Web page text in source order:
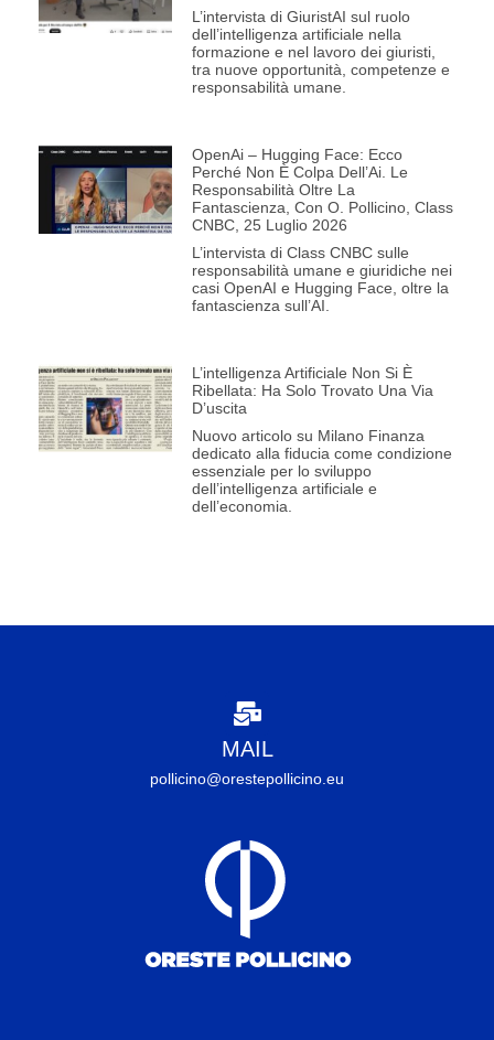
L’intervista di GiuristAI sul ruolo
dell’intelligenza artificiale nella
formazione e nel lavoro dei giuristi,
tra nuove opportunità, competenze e
responsabilità umane.
OpenAi – Hugging Face: Ecco
Perché Non È Colpa Dell’Ai. Le
Responsabilità Oltre La
Fantascienza, Con O. Pollicino, Class
CNBC, 25 Luglio 2026
L’intervista di Class CNBC sulle
responsabilità umane e giuridiche nei
casi OpenAI e Hugging Face, oltre la
fantascienza sull’AI.
L’intelligenza Artificiale Non Si È
Ribellata: Ha Solo Trovato Una Via
D’uscita
Nuovo articolo su Milano Finanza
dedicato alla fiducia come condizione
essenziale per lo sviluppo
dell’intelligenza artificiale e
dell’economia.
MAIL
pollicino@orestepollicino.eu